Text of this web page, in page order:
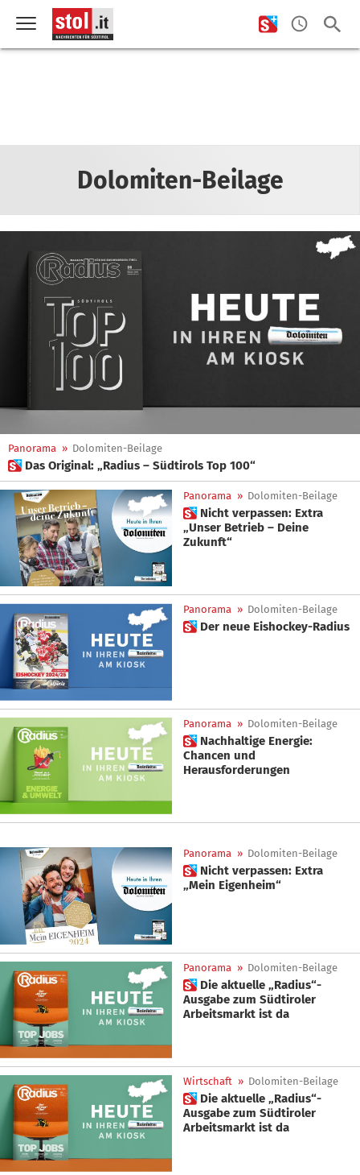
Dolomiten-Beilage
Panorama » Dolomiten-Beilage
 Das Original: „Radius – Südtirols Top 100“
Panorama » Dolomiten-Beilage
 Nicht verpassen: Extra
„Unser Betrieb – Deine
Zukunft“
Panorama » Dolomiten-Beilage
 Der neue Eishockey-Radius
Panorama » Dolomiten-Beilage
 Nachhaltige Energie:
Chancen und
Herausforderungen
Panorama » Dolomiten-Beilage
 Nicht verpassen: Extra
„Mein Eigenheim“
Panorama » Dolomiten-Beilage
 Die aktuelle „Radius“-
Ausgabe zum Südtiroler
Arbeitsmarkt ist da
Wirtschaft » Dolomiten-Beilage
 Die aktuelle „Radius“-
Ausgabe zum Südtiroler
Arbeitsmarkt ist da